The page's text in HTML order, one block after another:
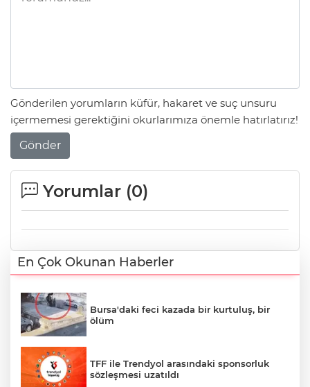
Gönderilen yorumların küfür, hakaret ve suç unsuru
içermemesi gerektiğini okurlarımıza önemle hatırlatırız!
Gönder
Yorumlar (0)
En Çok Okunan Haberler
Bursa'daki feci kazada bir kurtuluş, bir
ölüm
TFF ile Trendyol arasındaki sponsorluk
sözleşmesi uzatıldı